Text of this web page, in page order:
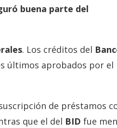
buena parte del
. Los créditos del
últimos aprobados por el
de préstamos
que el del BID fue